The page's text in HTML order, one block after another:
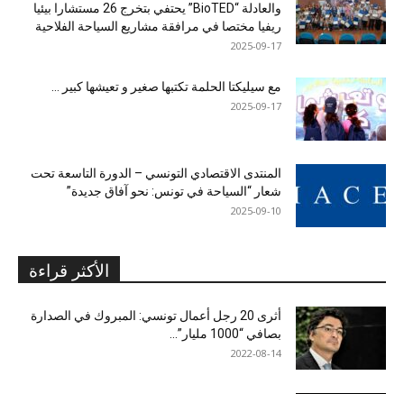
والعادلة “BioTED” يحتفي بتخرج 26 مستشارا بيئيا
ريفيا مختصا في مرافقة مشاريع السياحة الفلاحية
2025-09-17
مع سيليكتا الحلمة تكتبها صغير و تعيشها كبير …
2025-09-17
المنتدى الاقتصادي التونسي – الدورة التاسعة تحت
شعار “السياحة في تونس: نحو آفاق جديدة”
2025-09-10
الأكثر قراءة
أثرى 20 رجل أعمال تونسي: المبروك في الصدارة
بصافي “1000 مليار”...
2022-08-14